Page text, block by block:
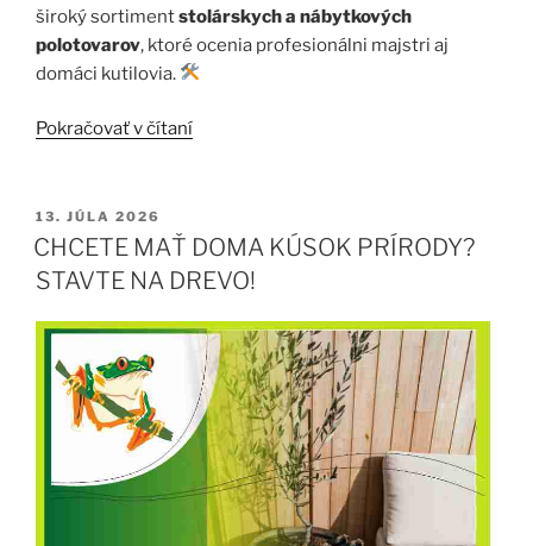
široký sortimentstolárskych a nábytkových
polotovarov, ktoré ocenia profesionálni majstri aj
domáci kutilovia.
Pokračovať v čítaní„ROSNIČKA“
PUBLIKOVANÉ
13. JÚLA 2026
CHCETE MAŤ DOMA KÚSOK PRÍRODY?
STAVTE NA DREVO!